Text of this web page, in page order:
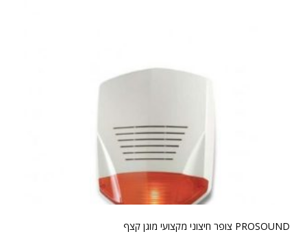
PROSOUND צופר חיצוני מקצועי מוגן קצף